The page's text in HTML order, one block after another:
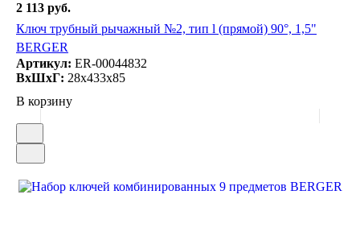
2 113 руб.
Ключ трубный рычажный №2, тип l (прямой) 90°, 1,5"
BERGER
Артикул: ER-00044832
ВxШxГ: 28x433x85
В корзину